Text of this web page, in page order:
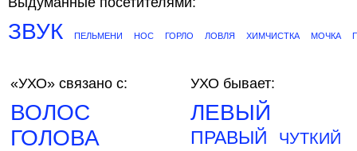
ЗВУК ПЕЛЬМЕНИ НОС ГОРЛО ЛОВЛЯ ХИМЧИСТКА МОЧКА
«УХО» связано с:
ВОЛОС
ГОЛОВА
УХО бывает:
ЛЕВЫЙ
ПРАВЫЙ ЧУТКИЙ